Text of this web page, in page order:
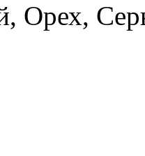
Орех,